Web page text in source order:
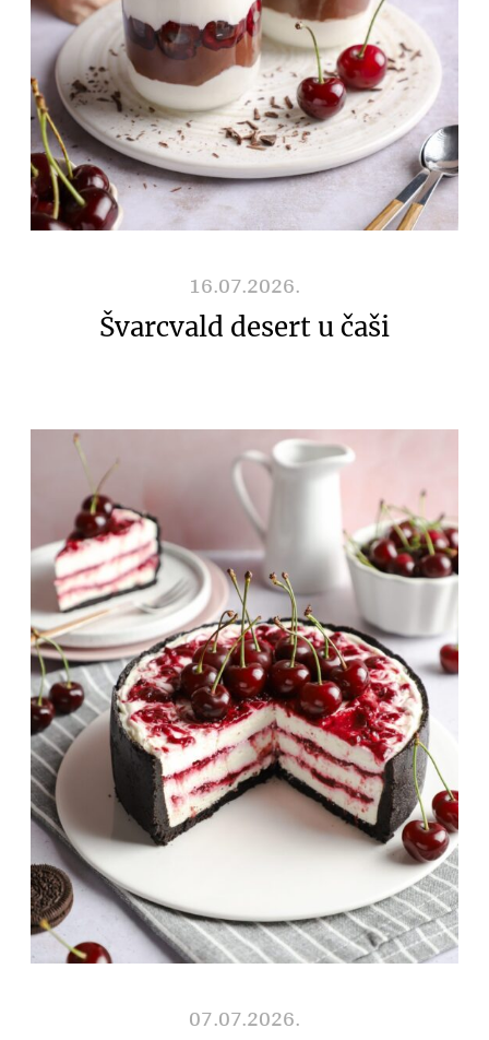
16.07.2026.
Švarcvald desert u čaši
07.07.2026.